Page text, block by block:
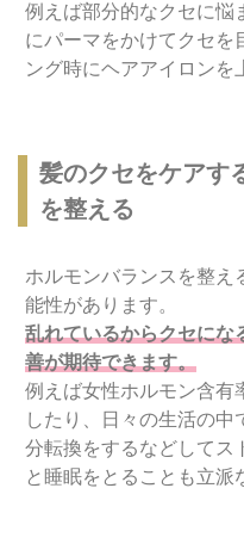
例えば部分的なクセに悩
にパーマをかけてクセを
ング時にヘアアイロンを
髪のクセをケアす
を整える
ホルモンバランスを整え
能性があります。
乱れているからクセにな
善が期待できます。
例えば女性ホルモン含有
したり、日々の生活の
分転換をするなどしてス
と睡眠をとることも立派